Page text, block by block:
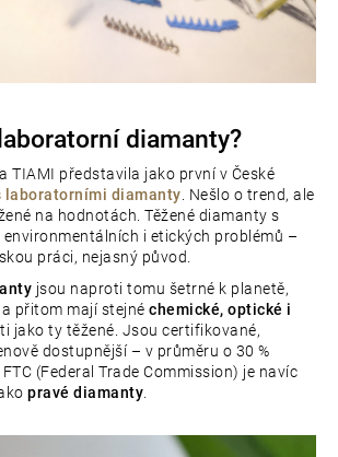
diamanty?
TIAMI představila jako první v České
laboratorními diamanty . Nešlo o trend, ale
na hodnotách. Těžené diamanty s
i etických problémů –
práci, nejasný původ.
jsou naproti tomu šetrné k planetě,
přitom mají stejné chemické, optické i
jako ty těžené. Jsou certifikované,
dostupnější – v průměru o 30 %
(Federal Trade Commission) je navíc
pravé diamanty